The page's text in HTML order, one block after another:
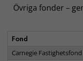
Övriga fonder –
Fond
Carnegie